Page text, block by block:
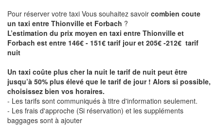
Pour réserver votre taxi Vous souhaitez savoir combien coute
un taxi entre Thionville et Forbach ?
L’estimation du prix moyen en taxi entre Thionville et
Forbach est entre 146€ - 151€ tarif jour et 205€ -212€ tarif
nuit
Un taxi coûte plus cher la nuit le tarif de nuit peut être
jusqu’à 50% plus élevé que le tarif de jour ! Alors si possible,
choisissez bien vos horaires.
- Les tarifs sont communiqués à titre d'information seulement.
- Les frais d'approche (Si réservation) et les suppléments
baggages sont à ajouter